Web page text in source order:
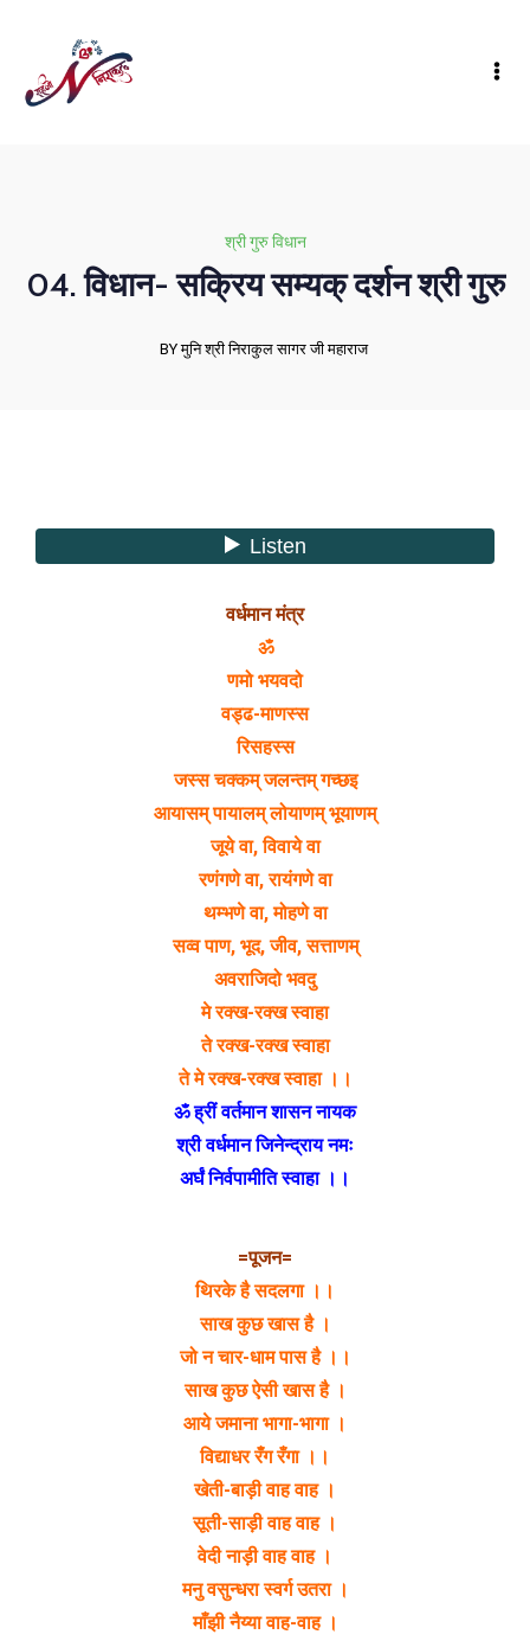
श्री गुरु विधान
04. विधान- सक्रिय सम्यक् दर्शन श्री गुरु
BY मुनि श्री निराकुल सागर जी महाराज
वर्धमान मंत्र
ॐ
णमो भयवदो
वड्ढ-माणस्स
रिसहस्स
जस्स चक्कम् जलन्तम् गच्छइ
आयासम् पायालम् लोयाणम् भूयाणम्
जूये वा, विवाये वा
रणंगणे वा, रायंगणे वा
थम्भणे वा, मोहणे वा
सव्व पाण, भूद, जीव, सत्ताणम्
अवराजिदो भवदु
मे रक्ख-रक्ख स्वाहा
ते रक्ख-रक्ख स्वाहा
ते मे रक्ख-रक्ख स्वाहा ।।
ॐ ह्रीं वर्तमान शासन नायक
श्री वर्धमान जिनेन्द्राय नमः
अर्घं निर्वपामीति स्वाहा ।।
=पूजन=
थिरके है सदलगा ।।
साख कुछ खास है ।
जो न चार-धाम पास है ।।
साख कुछ ऐसी खास है ।
आये जमाना भागा-भागा ।
विद्याधर रंँग रँगा ।।
खेती-बाड़ी वाह वाह ।
सूती-साड़ी वाह वाह ।
वेदी नाड़ी वाह वाह ।
मनु वसुन्धरा स्वर्ग उतरा ।
माँझी नैय्या वाह-वाह ।